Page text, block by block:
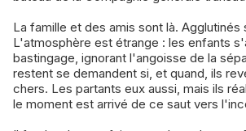
La famille et des amis sont là. Agglutinés
L'atmosphère est étrange : les enfants
bastingage, ignorant l'angoisse de la
restent se demandent si, et quand, ils
chers. Les partants eux aussi, mais ils
le moment est arrivé de ce saut vers